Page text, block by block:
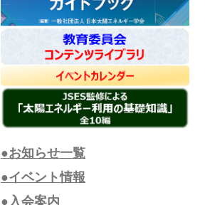
●お知らせ一覧
●イベント情報
●入会案内